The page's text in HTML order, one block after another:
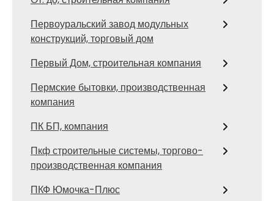
Первоуральский завод модульных
конструкций, торговый дом
Первый Дом, строительная компания
Пермские бытовки, производственная
компания
ПК БП, компания
Пкф строительные системы, торгово-
производственная компания
ПКФ Юмочка-Плюс